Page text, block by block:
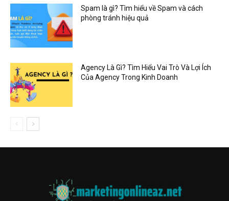
Spam là gì? Tìm hiểu về Spam và cách
phòng tránh hiệu quả
Agency Là Gì? Tìm Hiểu Vai Trò Và Lợi Ích
Của Agency Trong Kinh Doanh